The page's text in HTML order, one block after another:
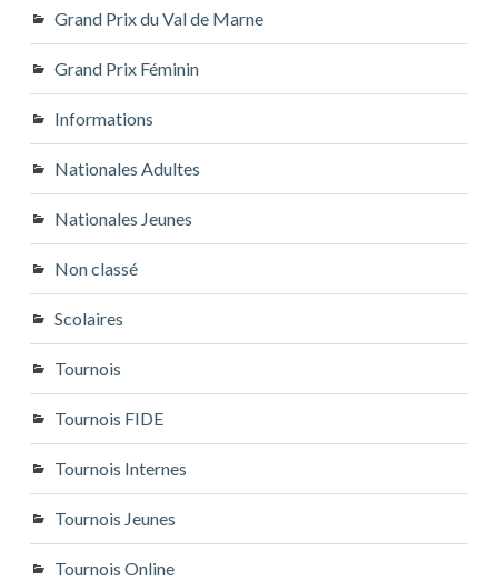
Grand Prix du Val de Marne
Grand Prix Féminin
Informations
Nationales Adultes
Nationales Jeunes
Non classé
Scolaires
Tournois
Tournois FIDE
Tournois Internes
Tournois Jeunes
Tournois Online